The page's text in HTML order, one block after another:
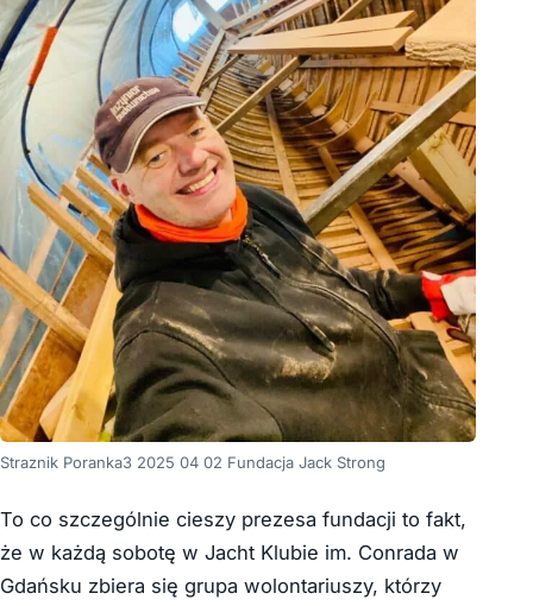
Straznik Poranka3 2025 04 02 Fundacja Jack Strong
To co szczególnie cieszy prezesa fundacji to fakt,
że w każdą sobotę w Jacht Klubie im. Conrada w
Gdańsku zbiera się grupa wolontariuszy, którzy